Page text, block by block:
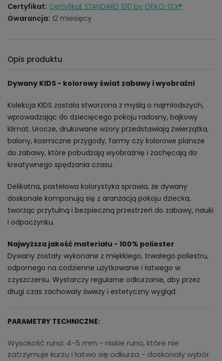
Certyfikat: Certyfikat STANDARD 100 by OEKO-TEX®
Gwarancja: 12 miesięcy
Opis produktu
Dywany KIDS - kolorowy świat zabawy i wyobraźni
Kolekcja KIDS została stworzona z myślą o najmłodszych,
wprowadzając do dziecięcego pokoju radosny, bajkowy
klimat. Urocze, drukowane wzory przedstawiają zwierzątka,
balony, kosmiczne przygody, farmy czy kolorowe plansze
do zabawy, które pobudzają wyobraźnię i zachęcają do
kreatywnego spędzania czasu.
Delikatna, pastelowa kolorystyka sprawia, że dywany
doskonale komponują się z aranżacją pokoju dziecka,
tworząc przytulną i bezpieczną przestrzeń do zabawy, nauki
i odpoczynku.
Najwyższa jakość materiału - 100% poliester
Dywany zostały wykonane z miękkiego, trwałego poliestru,
odpornego na codzienne użytkowanie i łatwego w
czyszczeniu. Wystarczy regularne odkurzanie, aby przez
długi czas zachowały świeży i estetyczny wygląd.
PARAMETRY TECHNICZNE:
Wysokość runa: 4-5 mm - niskie runo, które nie
zatrzymuje kurzu i łatwo się odkurza - doskonały wybór